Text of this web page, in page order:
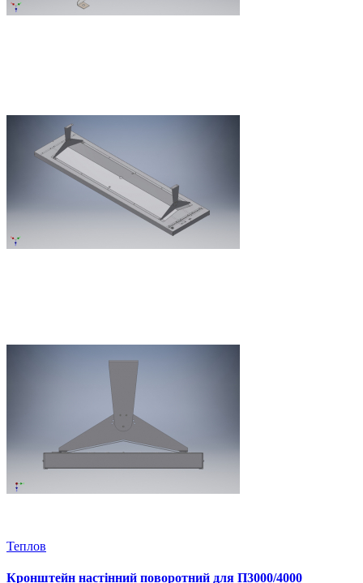
Теплов
Кронштейн настінний поворотний для П3000/4000